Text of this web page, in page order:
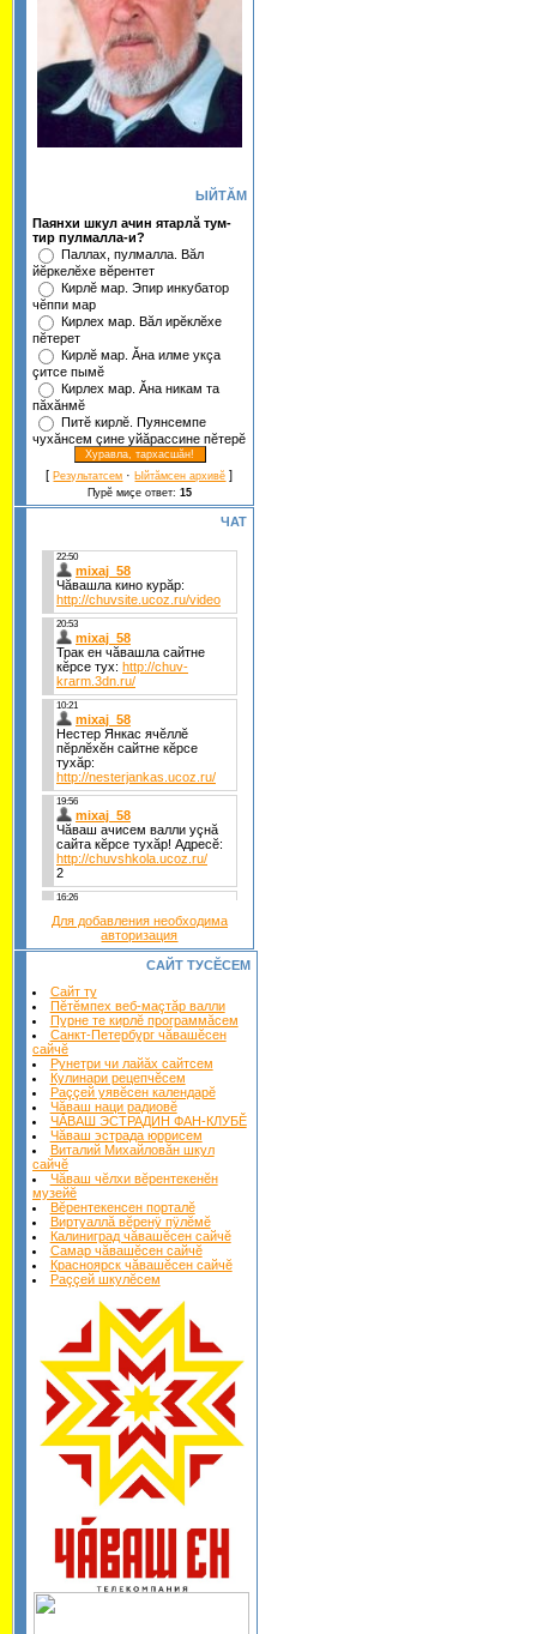
ЫЙТĂМ
Паянхи шкул ачин ятарлă тум-
тир пулмалла-и?
Паллах, пулмалла. Вăл
йĕркелĕхе вĕрентет
Кирлĕ мар. Эпир инкубатор
чĕппи мар
Кирлех мар. Вăл ирĕклĕхе
пĕтерет
Кирлĕ мар. Ăна илме укçа
çитсе пымĕ
Кирлех мар. Ăна никам та
пăхăнмĕ
Питĕ кирлĕ. Пуянсемпе
чухăнсем çине уйăрассине пĕтерĕ
[Результатсем ·Ыйтăмсен архивĕ ]
Пурĕ миçе ответ: 15
ЧАТ
Для добавления необходима
авторизация
САЙТ ТУСĔСЕМ
Сайт ту
Пĕтĕмпех веб-маçтăр валли
Пурне те кирлĕ программăсем
Санкт-Петербург чăвашĕсен
сайчĕ
Рунетри чи лайăх сайтсем
Кулинари рецепчĕсем
Раççей уявĕсен календарĕ
Чăваш наци радиовĕ
ЧĂВАШ ЭСТРАДИН ФАН-КЛУБĔ
Чăваш эстрада юррисем
Виталий Михайловăн шкул
сайчĕ
Чăваш чĕлхи вĕрентекенĕн
музейĕ
Вĕрентекенсен порталĕ
Виртуаллă вĕренÿ пÿлĕмĕ
Калиниград чăвашĕсен сайчĕ
Самар чăвашĕсен сайчĕ
Красноярск чăвашĕсен сайчĕ
Раççей шкулĕсем